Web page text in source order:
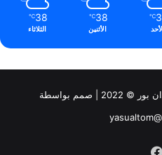
℃
38
℃
الأثنين
38
℃
الثلاثاء
جميع الحقوق محفوظة لـ سودان بور © 2022 | صمم بواسطة